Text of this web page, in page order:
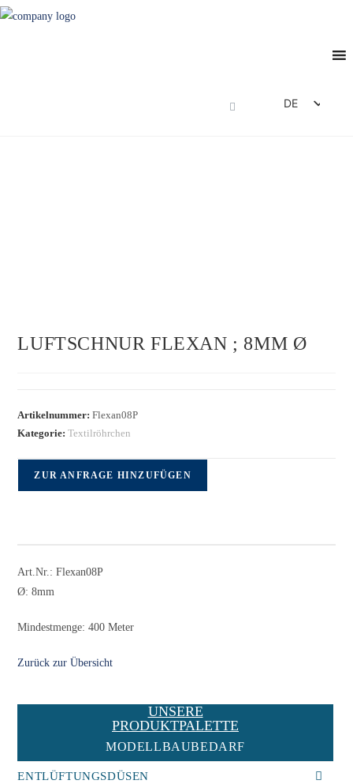
DE
LUFTSCHNUR FLEXAN ; 8MM Ø
Artikelnummer:Flexan08P
Kategorie:Textilröhrchen
ZUR ANFRAGE HINZUFÜGEN
Art.Nr.: Flexan08P
Ø: 8mm
Mindestmenge: 400 Meter
Zurück zur Übersicht
UNSERE
PRODUKTPALETTE
MODELLBAUBEDARF
ENTLÜFTUNGSDÜSEN